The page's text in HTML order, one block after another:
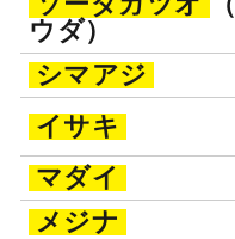
ウダ）
シマアジ
イサキ
マダイ
メジナ